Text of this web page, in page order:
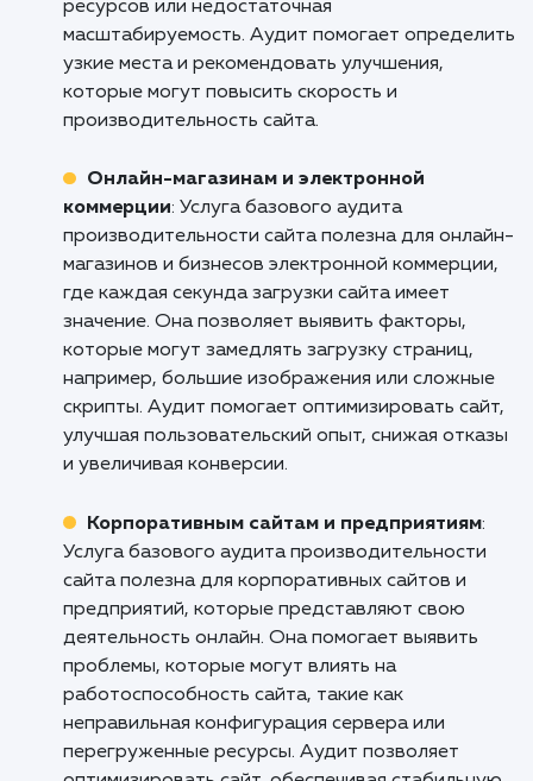
сайт быстрее, стабильнее и
эффективным. Не допустите,
технические проблемы стали
пути к успеху вашего бизнеса. Доверьте
профессионалам.
Кому подходит данный продукт?
Веб-разработчикам и агентствам
базового аудита производительности сайта
полезна для веб-разработчиков и агентств,
которые отвечают за создание и
веб-проектов. Она позволяет выявить
проблемы, которые могут влиять на
загрузка страниц, неправильная
ресурсов или недостаточная
масштабируемость. Аудит помогает
узкие места и рекомендовать улучшения,
которые могут повысить скорость и
производительность сайта.
Онлайн-магазинам и электронной